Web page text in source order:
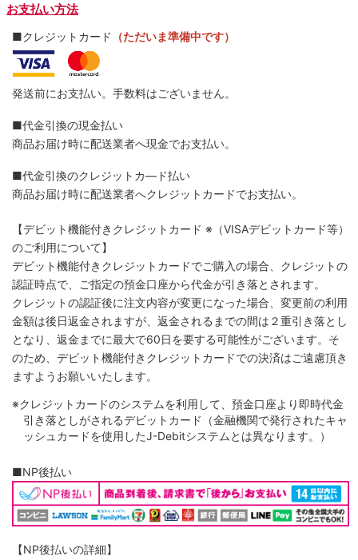
お支払い方法
■クレジットカード （ただいま準備中です）
発送前にお支払い。手数料はございません。
■代金引換の現金払い
商品お届け時に配送業者へ現金でお支払い。
■代金引換のクレジットカ―ド払い
商品お届け時に配送業者へクレジットカードでお支払い。
【デビット機能付きクレジットカード ※（VISAデビットカード等）
のご利用について】
デビット機能付きクレジットカードでご購入の場合、クレジットの
認証時点で、ご指定の預金口座から代金が引き落とされます。
クレジットの認証後に注文内容が変更になった場合、変更前の利用
金額は後日返金されますが、返金されるまでの間は２重引き落とし
となり、返金までに最大で60日を要する可能性がございます。そ
のため、デビット機能付きクレジットカードでの決済はご遠慮頂き
ますようお願いいたします。
※クレジットカードのシステムを利用して、預金口座より即時代金
引き落としがされるデビットカード（金融機関で発行されたキャ
ッシュカードを使用したJ-Debitシステムとは異なります。）
■NP後払い
【NP後払いの詳細】